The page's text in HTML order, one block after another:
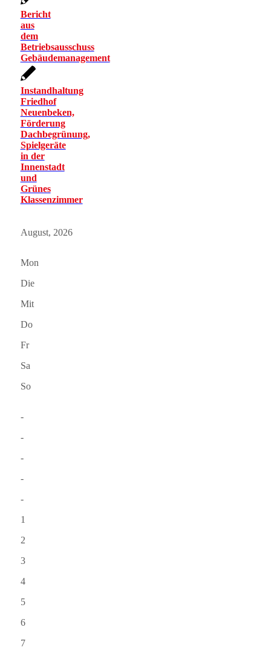
Bericht
aus
dem
Betriebsausschuss
Gebäudemanagement
Instandhaltung
Friedhof
Neuenbeken,
Förderung
Dachbegrünung,
Spielgeräte
in der
Innenstadt
und
Grünes
Klassenzimmer
August, 2026
Mon
Die
Mit
Do
Fr
Sa
So
-
-
-
-
-
1
2
3
4
5
6
7